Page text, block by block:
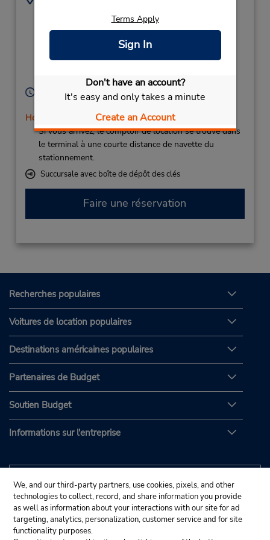
Terms Apply
Sign In
Don't have an account?
It's easy and only takes a minute
Create an Account
Spain
Heures d'exploitation :
Sun - Sat 7:00 AM - 11:00 PM
Holiday Hours
Si vous arrivez, le comptoir de location se trouve dans
le terminal à une courte distance de navette du
stationnement.
Succursale avec boîte de dépôt des clés
Faire une réservation
Recherches populaires
Voitures de location populaires
Destinations américaines populaires
Partenaires de Budget
Soutien Budget
Informations sur l'entreprise
We, and our third-party partners, use cookies, pixels, and other
technologies to collect, record, and share information you provide
as well as information about your interactions with our site for ad
targeting, analytics, personalization, customer service and for site
functionality purposes.